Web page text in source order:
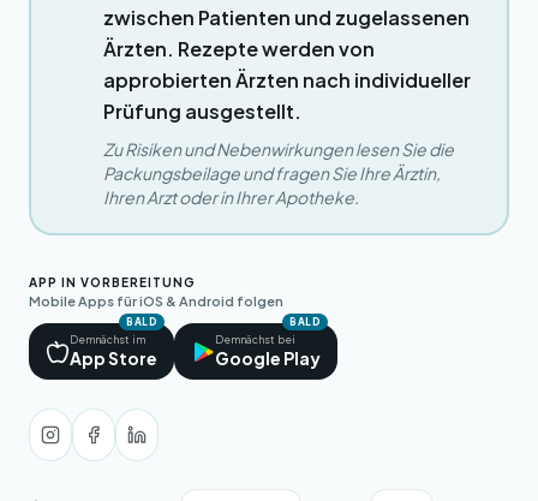
zwischen Patienten und zugelassenen
Ärzten. Rezepte werden von
approbierten Ärzten nach individueller
Prüfung ausgestellt.
Zu Risiken und Nebenwirkungen lesen Sie die
Packungsbeilage und fragen Sie Ihre Ärztin,
Ihren Arzt oder in Ihrer Apotheke.
APP IN VORBEREITUNG
Mobile Apps für iOS & Android folgen
BALD
Demnächst im
App Store
BALD
Demnächst bei
Google Play